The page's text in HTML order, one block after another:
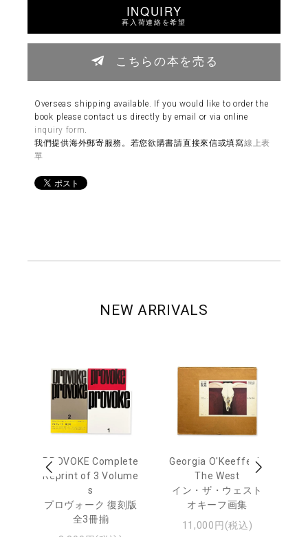
INQUIRY
再入荷連絡を希望
こちらの本を売る
Overseas shipping available. If you would like to order the
book please contact us directly by email or via online
inquiry form.
我們提供海外郵寄服務。若您欲購書請直接來信或填寫線上表
單
NEW ARRIVALS
PROVOKE Complete
Reprint of 3 Volume
s
プロヴォーク 復刻版
全3冊揃
Georgia O'Keeffe: In
The West
イン・ザ・ウェスト
オキーフ画集
11,000円(税込)